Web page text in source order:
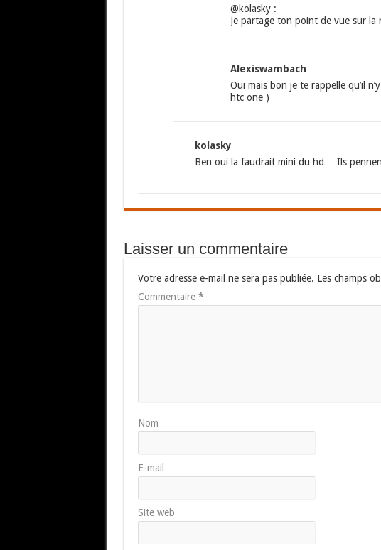
@kolasky :
Je partage ton point de vue sur
Alexiswambach
Oui mais bon je te rappelle qu’il
htc one )
kolasky
Ben oui la faudrait mini du hd …Ils
Laisser un commentaire
Votre adresse e-mail ne sera pas publiée. Les champs
Commentaire *
Nom
E-mail
Site web